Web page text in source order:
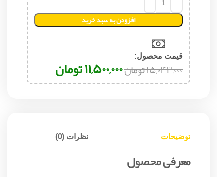
افزودن به سبد خرید
قیمت محصول:​
۱۵,۰۴۳,۰۰۰تومان۱۱,۵۰۰,۰۰۰تومان
توضیحات نظرات (0)
معرفی محصول